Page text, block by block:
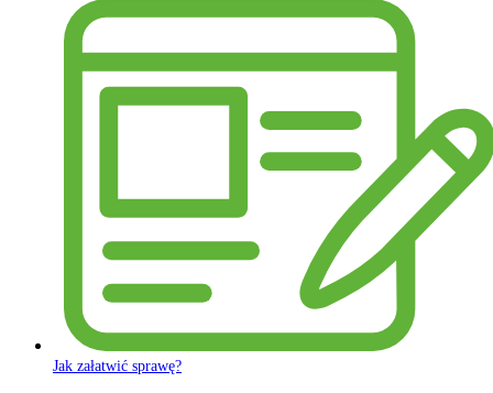
Jak załatwić sprawę?